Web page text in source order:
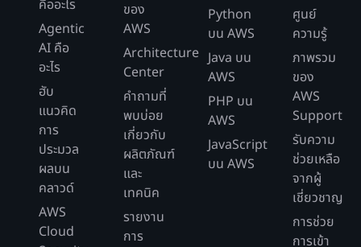
คืออะไร
Agentic
AI คือ
อะไร
ฮับ
แนวคิด
การ
ประมวล
ผลบน
คลาวด์
AWS
Cloud
ของ
AWS
Architecture
Center
คำถามที่
พบบ่อย
เกี่ยวกับ
ผลิตภัณฑ์
และ
เทคนิค
รายงาน
การ
Python
บน AWS
Java บน
AWS
PHP บน
AWS
JavaScript
บน AWS
ศูนย์
ความรู้
ภาพรวม
ของ
AWS
Support
รับความ
ช่วยเหลือ
จากผู้
เชี่ยวชาญ
การช่วย
การเข้า